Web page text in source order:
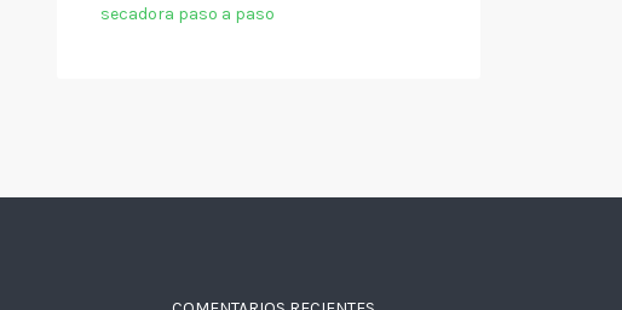
secadora paso a paso